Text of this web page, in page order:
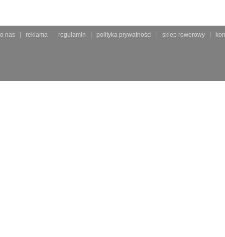
o nas reklama regulamin polityka prywatności sklep rowerowy